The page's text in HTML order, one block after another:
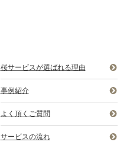
桜サービスが選ばれる理由
事例紹介
よく頂くご質問
サービスの流れ